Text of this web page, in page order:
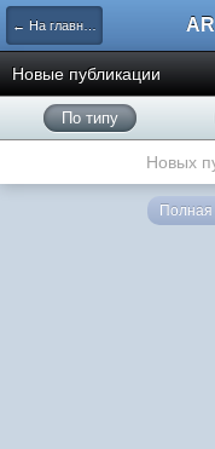
← На главную
Новые публикации
По типу
Новых
Полная